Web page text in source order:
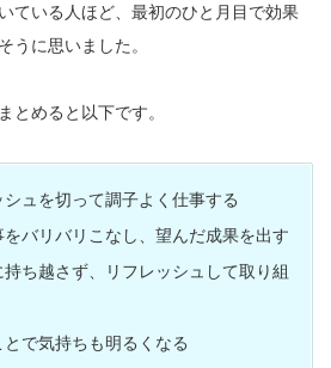
ている人ほど、最初のひと月目で効果
うに思いました。
とめると以下です。
ュを切って調子よく仕事する
バリバリこなし、望んだ成果を出す
ち越さず、リフレッシュして取り組
で気持ちも明るくなる